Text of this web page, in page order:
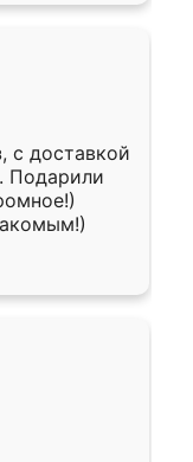
с доставкой
Подарили